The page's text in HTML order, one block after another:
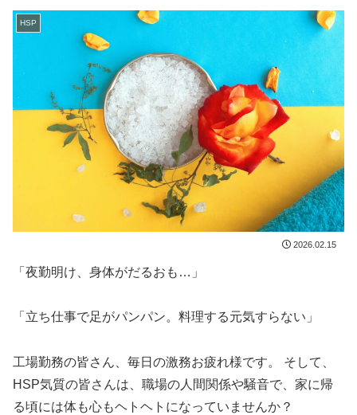
HSP
2026.02.15
「夜勤明け、身体がだるおも…」
「立ち仕事で足がパンパン。料理する元気すらない」
工場勤務の皆さん、毎日の激務お疲れ様です。 そして、
HSP気質の皆さんは、職場の人間関係や騒音で、家に帰
る頃には体も心もヘトヘトになっていませんか？